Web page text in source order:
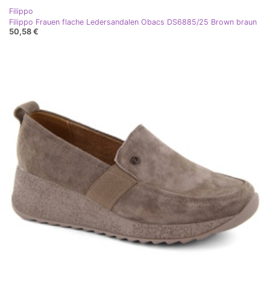
Filippo
Filippo Frauen flache Ledersandalen Obacs DS6885/25 Brown braun
50,58 €